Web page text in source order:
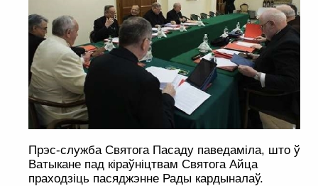
Прэс-служба Святога Пасаду паведаміла, што ў
Ватыкане пад кіраўніцтвам Святога Айца
праходзіць пасяджэнне Рады кардыналаў.